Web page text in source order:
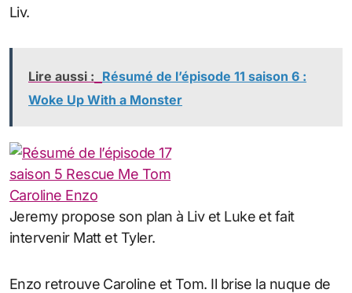
Liv.
Lire aussi : Résumé de l’épisode 11 saison 6 :
Woke Up With a Monster
Jeremy propose son plan à Liv et Luke et fait
intervenir Matt et Tyler.
Enzo retrouve Caroline et Tom. Il brise la nuque de